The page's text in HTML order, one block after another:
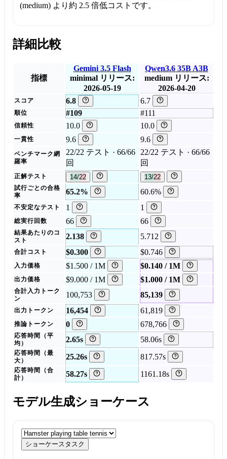
(medium) より約 2.5 倍低コストです。
詳細比較
指標
Gemini 3.5 Flash
minimal リリース:
2026-05-19
Qwen3.6 35B A3B
medium リリース:
2026-04-20
スコア 6.8 6.7
順位 #109 #111
信頼性 10.0 10.0
一貫性 9.6 9.6
ベンチマーク網
羅率
22/22 テスト · 66/66
回
22/22 テスト · 66/66
回
正解テスト 14/22 13/22
試行ごとの合格
率
65.2% 60.6%
不安定なテスト 1 1
総実行回数 66 66
結果あたりのコ
スト
2.138 5.712
合計コスト $0.300 $0.746
入力価格 $1.500 / 1M $0.140 / 1M
出力価格 $9.000 / 1M $1.000 / 1M
合計入力トーク
ン
100,753 85,139
出力トークン 16,454 61,819
推論トークン 0 678,766
応答時間（平
均）
2.65s 58.06s
応答時間（最
大）
25.26s 817.57s
応答時間（合
計）
58.27s 1161.18s
モデル生成ショーケース
ショーケースタスク